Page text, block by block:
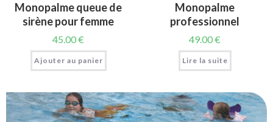
Monopalme queue de
sirène pour femme
45.00€
Ajouter au panier
Monopalme
professionnel
49.00€
Lire la suite